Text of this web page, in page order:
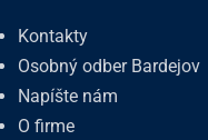
Kontakty
Osobný odber Bardejov
Napíšte nám
O firme